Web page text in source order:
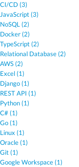
CI/CD (3)
JavaScript (3)
NoSQL (2)
Docker (2)
TypeScript (2)
Relational Database (2)
AWS (2)
Excel (1)
Django (1)
REST API (1)
Python (1)
C# (1)
Go (1)
Linux (1)
Oracle (1)
Git (1)
Google Workspace (1)